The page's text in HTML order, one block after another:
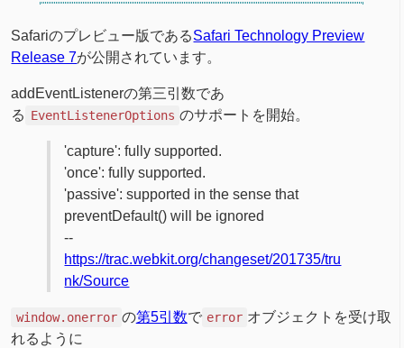
Safariのプレビュー版であるSafari Technology Preview
Release 7が公開されています。
addEventListenerの第三引数であ
る EventListenerOptions のサポートを開始。
'capture': fully supported.
'once': fully supported.
'passive': supported in the sense that
preventDefault() will be ignored
--
https://trac.webkit.org/changeset/201735/tru
nk/Source
window.onerror の第5引数で error オブジェクトを受け取
れるように